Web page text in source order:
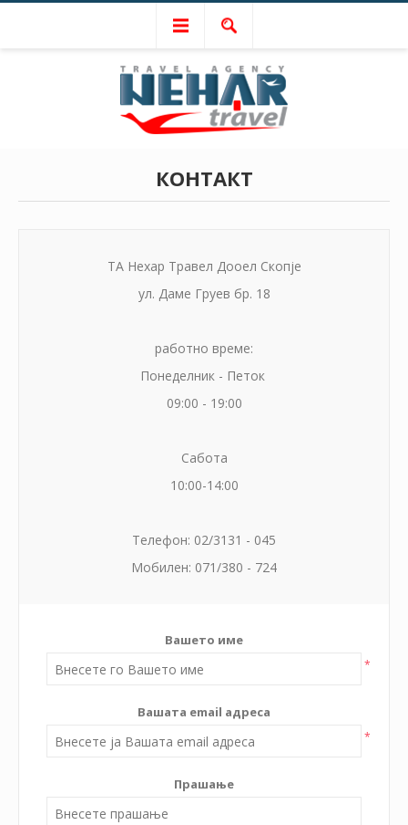
КОНТАКТ
ТА Нехар Травел Дооел Скопје
ул. Даме Груев бр. 18
работно време:
Понеделник - Петок
09:00 - 19:00
Сабота
10:00-14:00
Телефон: 02/3131 - 045
Мобилен: 071/380 - 724
Вашето име
*
Вашата email адреса
*
Прашање